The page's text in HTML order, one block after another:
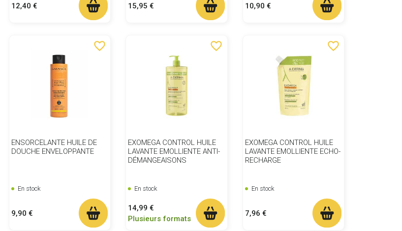
Prix
12,40 € Prix
15,95 € Prix
10,90 €
favorite_border
ENSORCELANTE HUILE DE
DOUCHE ENVELOPPANTE
En stock
Prix
9,90 €
favorite_border
EXOMEGA CONTROL HUILE
LAVANTE EMOLLIENTE ANTI-
DÉMANGEAISONS
En stock
Prix
14,99 €
Plusieurs formats
favorite_border
EXOMEGA CONTROL HUILE
LAVANTE EMOLLIENTE ECHO-
RECHARGE
En stock
Prix
7,96 €